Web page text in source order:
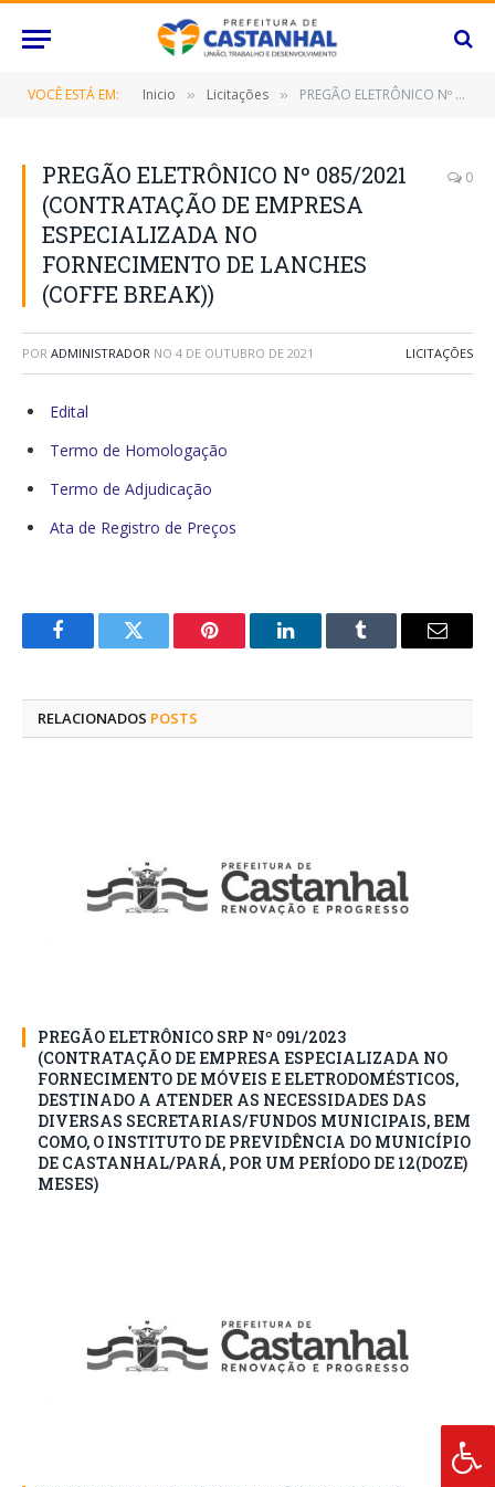
VOCÊ ESTÁ EM: Inicio » Licitações » PREGÃO ELETRÔNICO Nº 085/2021 (CONTRATAÇÃO DE EMPRESA ESPECIALIZADA NO FORNECIMENTO DE LANCHES (COFFE BREAK))
PREGÃO ELETRÔNICO Nº 085/2021
(CONTRATAÇÃO DE EMPRESA
ESPECIALIZADA NO
FORNECIMENTO DE LANCHES
(COFFE BREAK))
0
POR ADMINISTRADOR NO 4 DE OUTUBRO DE 2021 LICITAÇÕES
Edital
Termo de Homologação
Termo de Adjudicação
Ata de Registro de Preços
FacebookTwitter Pinterest O
Tumblr
E-
RELACIONADOS POSTS
PREGÃO ELETRÔNICO SRP Nº 091/2023
(CONTRATAÇÃO DE EMPRESA ESPECIALIZADA NO
FORNECIMENTO DE MÓVEIS E ELETRODOMÉSTICOS,
DESTINADO A ATENDER AS NECESSIDADES DAS
DIVERSAS SECRETARIAS/FUNDOS MUNICIPAIS, BEM
COMO, O INSTITUTO DE PREVIDÊNCIA DO MUNICÍPIO
DE CASTANHAL/PARÁ, POR UM PERÍODO DE 12(DOZE)
MESES)